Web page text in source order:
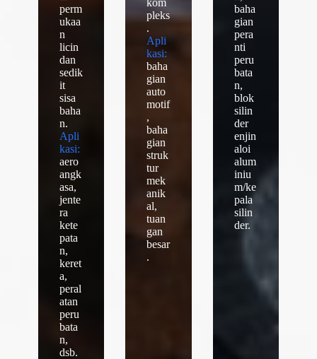
perm
ukaa
n
licin
dan
sedik
it
sisa
baha
n.
Apli
kasi:
aero
angk
asa,
jente
ra
kete
pata
n,
keret
a,
peral
atan
peru
bata
n,
dsb.
pleks
.
Apli
kasi:
baha
gian
auto
motif
,
baha
gian
struk
tur
mek
anik
al,
tuan
gan
besar
.
baha
gian
pera
nti
peru
bata
n,
blok
silin
der
enjin
aloi
alum
iniu
m/ke
pala
silin
der.